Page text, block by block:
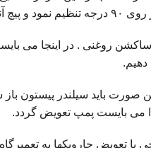
کردو
روغنی . در اینجا می
باید سیلندر پیستون
می بایست پمپ تعویض گردد.